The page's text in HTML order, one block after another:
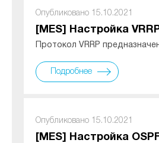
Опубликовано 15.10.2021
[MES] Настройка
Протокол VRRP
Подробнее
Опубликовано 15.10.2021
[MES] Настройка